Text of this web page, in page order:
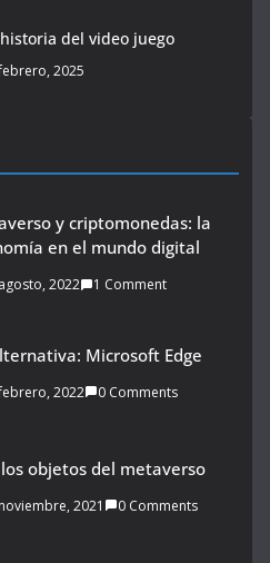
historia del video juego
2025
y criptomonedas: la
en el mundo digital
2022 1 Comment
Microsoft Edge
2022 0 Comments
los objetos del metaverso
2021 0 Comments